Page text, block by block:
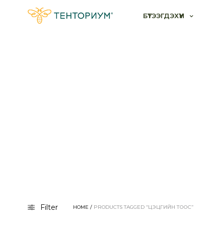
БҮТЭЭГДЭХҮҮН
Filter HOME / PRODUCTS TAGGED “ЦЭЦГИЙН ТООС”